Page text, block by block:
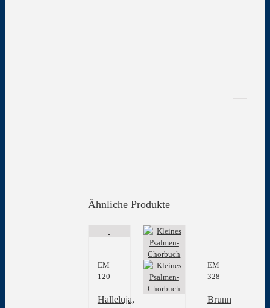
Ähnliche Produkte
EM
120
Halleluja,
EM
328
Brunn